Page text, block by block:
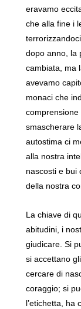
eravamo
che alla fine i
dopo anno, la
cambiata, ma
avevamo
monaci che
comprensione
smascherare
autostima ci
alla nostra
nascosti e bui
della nostra
La chiave di
abitudini, i
giudicare. Si
si accettano
cercare di
coraggio; si
l’etichetta, ha